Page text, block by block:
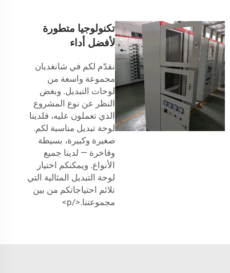
تكنولوجيا متطورة
لأفضل أداء
نقدّم لكم في شانغديان
مجموعة واسعة من
لوحات التبديل. وبغض
النظر عن نوع المشروع
الذي تعملون عليه، فلدينا
لوحة تبديل مناسبة لكم.
صغيرة وكبيرة، بسيطة
وفاخرة — لدينا جميع
الأنواع. ويمكنكم اختيار
لوحة التبديل المثالية التي
تلائم احتياجاتكم من بين
مجموعتنا.</p>